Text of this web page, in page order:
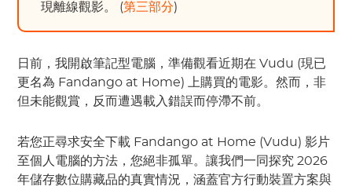
現離線觀影。 (第三部分)
日前，我開啟筆記型電腦，準備觀看近期在 Vudu (現已
更名為 Fandango at Home) 上購買的電影。然而，非
但未能觀賞，反而遭遇載入錯誤而停滯不前。
若您正尋求安全下載 Fandango at Home (Vudu) 影片
至個人電腦的方法，您絕非孤單。讓我們一同探究 2026
年儲存數位購藏品的真實情況，涵蓋官方行動裝置方案與